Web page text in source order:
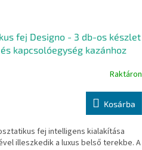
fej Designo - 3 db-os készlet
kapcsolóegység kazánhoz
Raktáron
Kosárba
fej intelligens kialakítása
illeszkedik a luxus belső terekbe. A